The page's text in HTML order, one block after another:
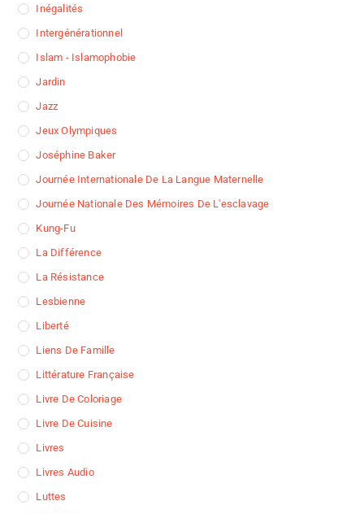
Inégalités
Intergénérationnel
Islam - Islamophobie
Jardin
Jazz
Jeux Olympiques
Joséphine Baker
Journée Internationale De La Langue Maternelle
Journée Nationale Des Mémoires De L'esclavage
Kung-Fu
La Différence
La Résistance
Lesbienne
Liberté
Liens De Famille
Littérature Française
Livre De Coloriage
Livre De Cuisine
Livres
Livres Audio
Luttes